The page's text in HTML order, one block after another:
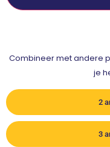
Combineer met andere
je
2
3